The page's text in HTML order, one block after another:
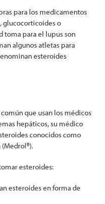
para los medicamentos
glucocorticoides o
toma para el lupus son
algunos atletas para
esteroides
que usan los médicos
hepáticos, su médico
conocidos como
esteroides:
esteroides en forma de